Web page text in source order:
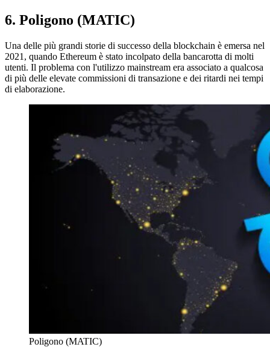
6. Poligono (MATIC)
Una delle più grandi storie di successo della blockchain è emersa nel
2021, quando Ethereum è stato incolpato della bancarotta di molti
utenti. Il problema con l'utilizzo mainstream era associato a qualcosa
di più delle elevate commissioni di transazione e dei ritardi nei tempi
di elaborazione.
Poligono (MATIC)